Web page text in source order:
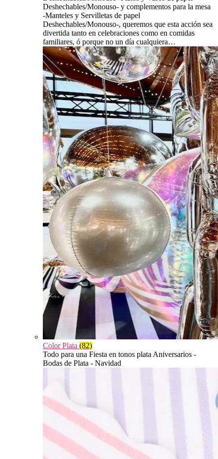
Deshechables/Monouso- y complementos para la mesa
-Manteles y Servilletas de papel
Deshechables/Monouso-, queremos que esta acción sea
divertida tanto en celebraciones como en comidas
familiares, ó porque no un día cualquiera…
Color Plata (82)
Todo para una Fiesta en tonos plata Aniversarios -
Bodas de Plata - Navidad